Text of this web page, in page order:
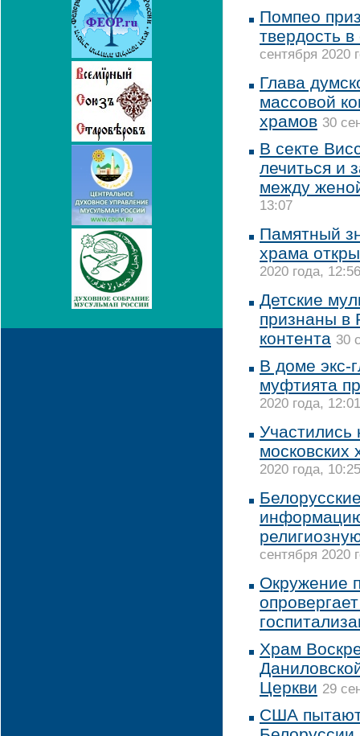
Помпео
твердость
сентября 2020
Глава
массовой
храмов 30
В секте
лечиться и
между
13:07
Памятный
храма
2020 года, 12:56
Детские
признаны в
контента 30
В доме экс-
муфтията
2020 года, 12:01
Участились
2020 года, 10:25
сентября 2020
Окружение
Храм
Церкви 29
США